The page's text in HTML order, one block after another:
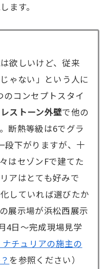
ます。
欲しいけど、従来
ゃない」という人に
のコンセプトスタイ
ストーン外壁で他の
断熱等級は6でグラ
段下がりますが、十
はセゾンFで建てた
アはとても好みで
していれば選びたか
展示場が浜松西展示
4日～完成現場見学
ナチュリアの施主の
を参照ください）